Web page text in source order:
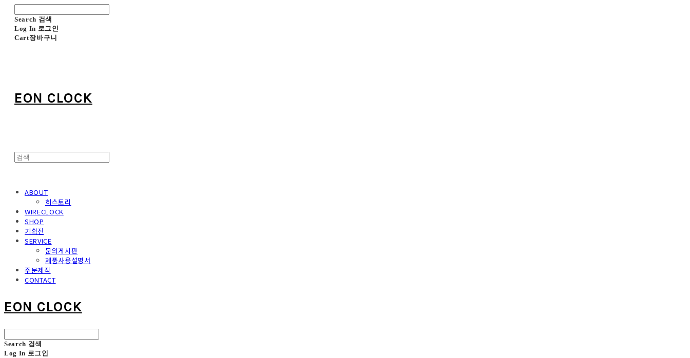
Search 검색
Log In 로그인
Cart장바구니
EON CLOCK
ABOUT
히스토리
WIRECLOCK
SHOP
기획전
SERVICE
문의게시판
제품사용설명서
주문제작
CONTACT
EON CLOCK
Search 검색
Log In 로그인